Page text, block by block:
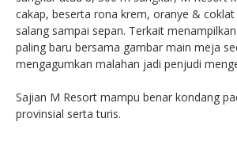
cakap, beserta rona krem, oranye &
salang sampai sepan. Terkait
paling baru bersama gambar main meja
mengagumkan malahan jadi penjudi
Sajian M Resort mampu benar kondang
provinsial serta turis.